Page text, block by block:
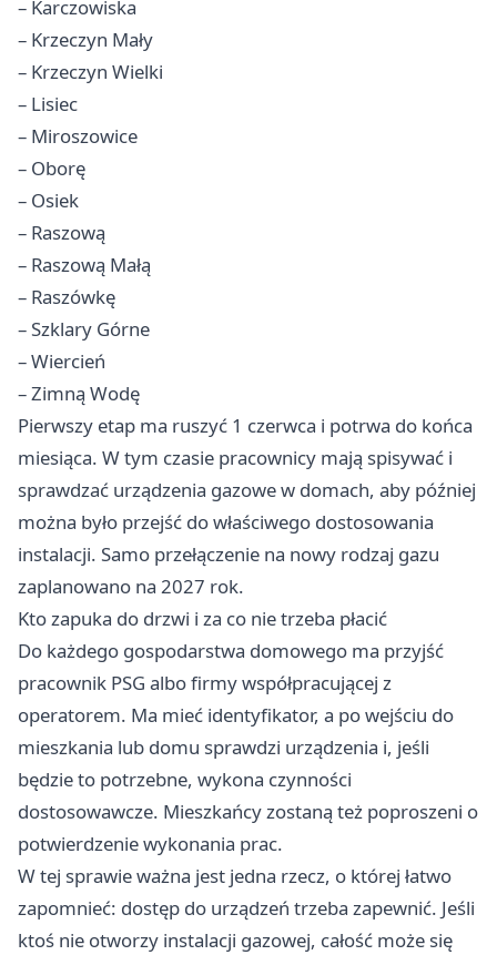
– Karczowiska
– Krzeczyn Mały
– Krzeczyn Wielki
– Lisiec
– Miroszowice
– Oborę
– Osiek
– Raszową
– Raszową Małą
– Raszówkę
– Szklary Górne
– Wiercień
– Zimną Wodę
Pierwszy etap ma ruszyć 1 czerwca i potrwa do końca
miesiąca. W tym czasie pracownicy mają spisywać i
sprawdzać urządzenia gazowe w domach, aby później
można było przejść do właściwego dostosowania
instalacji. Samo przełączenie na nowy rodzaj gazu
zaplanowano na 2027 rok.
Kto zapuka do drzwi i za co nie trzeba płacić
Do każdego gospodarstwa domowego ma przyjść
pracownik PSG albo firmy współpracującej z
operatorem. Ma mieć identyfikator, a po wejściu do
mieszkania lub domu sprawdzi urządzenia i, jeśli
będzie to potrzebne, wykona czynności
dostosowawcze. Mieszkańcy zostaną też poproszeni o
potwierdzenie wykonania prac.
W tej sprawie ważna jest jedna rzecz, o której łatwo
zapomnieć: dostęp do urządzeń trzeba zapewnić. Jeśli
ktoś nie otworzy instalacji gazowej, całość może się